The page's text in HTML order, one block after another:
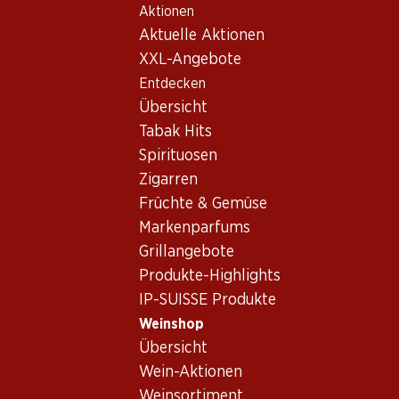
Aktionen
Aktuelle Aktionen
XXL-Angebote
Entdecken
Übersicht
Tabak Hits
Spirituosen
Zigarren
Früchte & Gemüse
Markenparfums
Grillangebote
Produkte-Highlights
IP-SUISSE Produkte
Weinshop
Übersicht
Wein-Aktionen
Wein/Champagner
Bordeaux Château Gloria St-Julien
Château Gloria St-Julien
Bordeaux